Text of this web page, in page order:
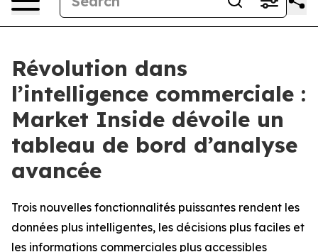
Révolution dans
l’intelligence commerciale :
Market Inside dévoile un
tableau de bord d’analyse
avancée
Trois nouvelles fonctionnalités puissantes rendent les
données plus intelligentes, les décisions plus faciles et
les informations commerciales plus accessibles